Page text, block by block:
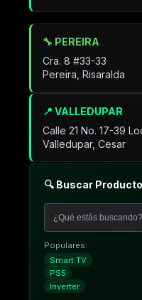
📍 VALLEDUPAR
Calle 21 No. 17-39
Valledupar, Cesar
🔧 PEREIRA
Cra. 8 #33-33
Pereira, Risaralda
🔍 Buscar
Populares:
Smart TV
PS5
Inverter